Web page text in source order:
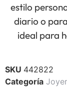
estilo
diario o
ideal para
SKU 442822
Categoría